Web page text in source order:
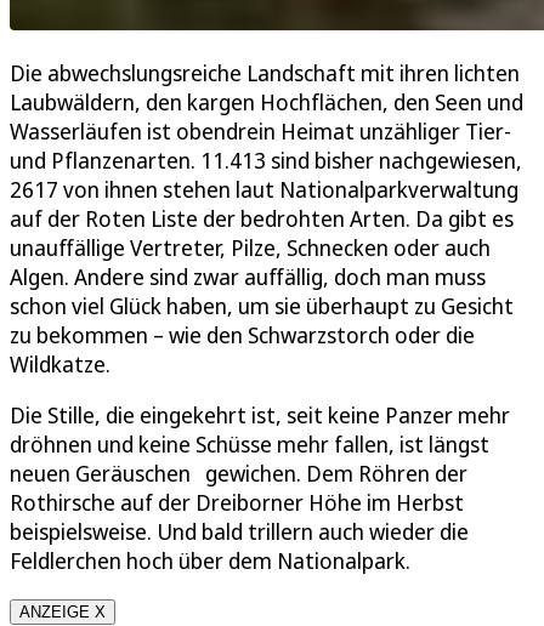
Die abwechslungsreiche Landschaft mit ihren lichten
Laubwäldern, den kargen Hochflächen, den Seen und
Wasserläufen ist obendrein Heimat unzähliger Tier-
und Pflanzenarten. 11.413 sind bisher nachgewiesen,
2617 von ihnen stehen laut Nationalparkverwaltung
auf der Roten Liste der bedrohten Arten. Da gibt es
unauffällige Vertreter, Pilze, Schnecken oder auch
Algen. Andere sind zwar auffällig, doch man muss
schon viel Glück haben, um sie überhaupt zu Gesicht
zu bekommen – wie den Schwarzstorch oder die
Wildkatze.
Die Stille, die eingekehrt ist, seit keine Panzer mehr
dröhnen und keine Schüsse mehr fallen, ist längst
neuen Geräuschen gewichen. Dem Röhren der
Rothirsche auf der Dreiborner Höhe im Herbst
beispielsweise. Und bald trillern auch wieder die
Feldlerchen hoch über dem Nationalpark.
ANZEIGE X